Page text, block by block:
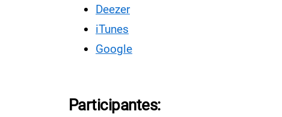
Deezer
iTunes
Google
Participantes: